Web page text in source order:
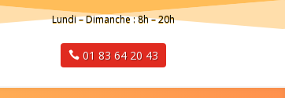
Lundi – Dimanche : 8h – 20h
01 83 64 20 43